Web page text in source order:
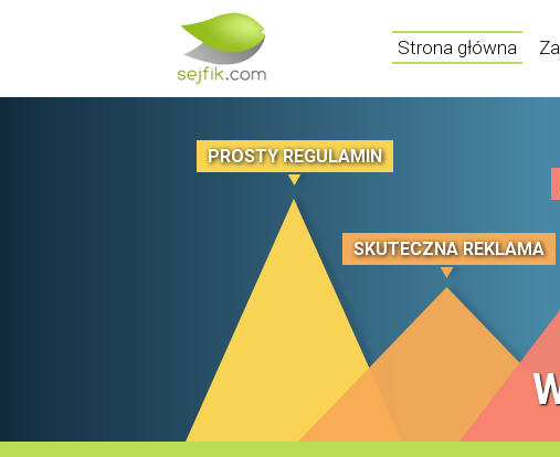
Strona główna
PROSTY REGULAMIN
SKUTECZNA REKLAMA